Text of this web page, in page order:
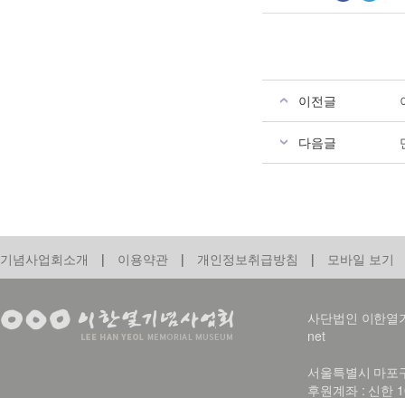
이전글
다음글
기념사업회소개 | 이용약관 | 개인정보취급방침 | 모바일 보기
사단법인 이한
net
서울특별시 마
후원계좌 : 신한